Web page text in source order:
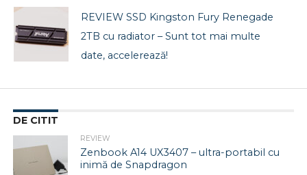
REVIEW SSD Kingston Fury Renegade
2TB cu radiator – Sunt tot mai multe
date, accelerează!
DE CITIT
REVIEW
Zenbook A14 UX3407 – ultra-portabil cu
inimă de Snapdragon